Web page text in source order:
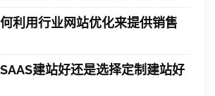
利用行业网站优化来提供销售
建站好还是选择定制建站好